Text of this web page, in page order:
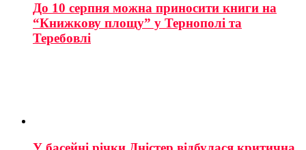
До 10 серпня можна приносити книги на
“Книжкову площу” у Тернополі та
Теребовлі